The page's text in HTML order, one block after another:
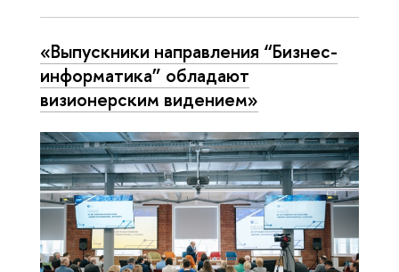
«Выпускники направления “Бизнес-
информатика” обладают
визионерским видением»